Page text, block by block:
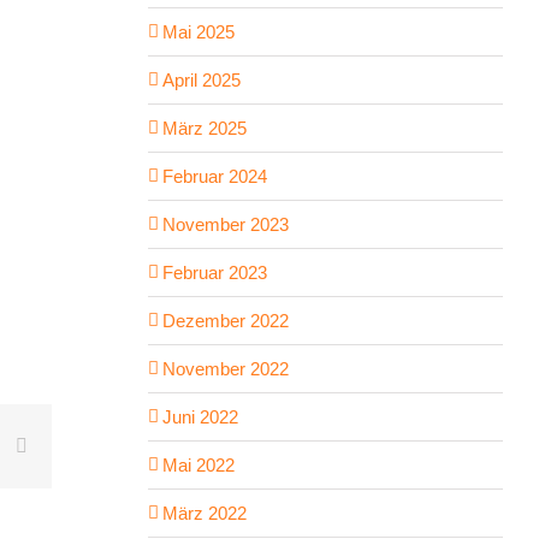
Mai 2025
April 2025
März 2025
Februar 2024
November 2023
Februar 2023
Dezember 2022
November 2022
Juni 2022
Mai 2022
März 2022